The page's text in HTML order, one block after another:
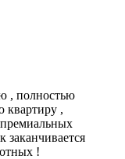
, полностью
квартиру ,
!